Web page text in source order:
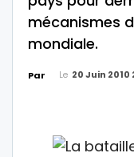
mécanismes
mondiale.
Par Le 20 Juin 2010